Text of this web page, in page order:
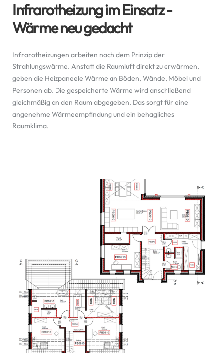
Infrarotheizung im Einsatz -
Wärme neu gedacht
Infrarotheizungen arbeiten nach dem Prinzip der
Strahlungswärme. Anstatt die Raumluft direkt zu erwärmen,
geben die Heizpaneele Wärme an Böden, Wände, Möbel und
Personen ab. Die gespeicherte Wärme wird anschließend
gleichmäßig an den Raum abgegeben. Das sorgt für eine
angenehme Wärmeempfindung und ein behagliches
Raumklima.